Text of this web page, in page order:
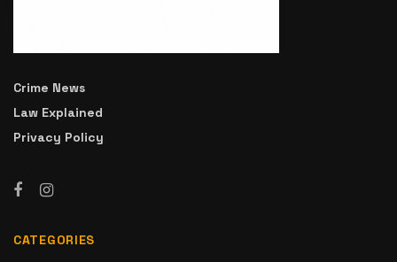
Crime News
Law Explained
Privacy Policy
CATEGORIES